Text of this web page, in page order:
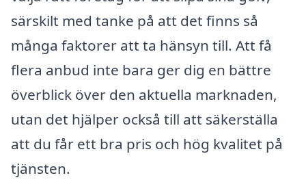
särskilt med tanke på att det finns så
många faktorer att ta hänsyn till. Att få
flera anbud inte bara ger dig en bättre
överblick över den aktuella marknaden,
utan det hjälper också till att säkerställa
att du får ett bra pris och hög kvalitet på
tjänsten.